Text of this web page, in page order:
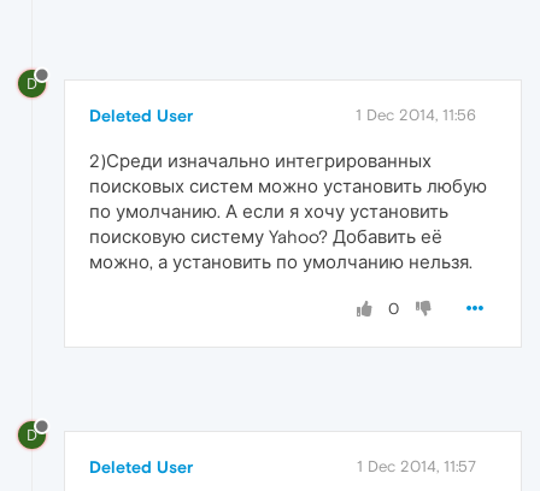
D
Deleted User 1 Dec 2014, 11:56
2)Среди изначально интегрированных
поисковых систем можно установить любую
по умолчанию. А если я хочу установить
поисковую систему Yahoo? Добавить её
можно, а установить по умолчанию нельзя.
0
D
Deleted User 1 Dec 2014, 11:57